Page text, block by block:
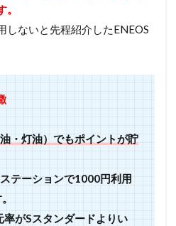
しないと先程紹介したENEOS
・灯油）でもポイントが貯
テーションで1000円利用
Sスタンダードよりい